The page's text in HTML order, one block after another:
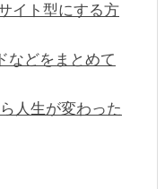
イト型にする方
などをまとめて
人生が変わった